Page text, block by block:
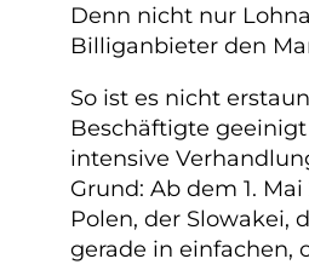
Denn nicht nur
Billiganbieter den
So ist es nicht
Beschäftigte
intensive
Grund: Ab dem 1.
Polen, der Slowakei,
gerade in einfachen,